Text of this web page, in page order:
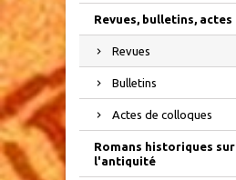
Revues, bulletins, actes
Revues
Bulletins
Actes de colloques
Romans historiques sur
l'antiquité